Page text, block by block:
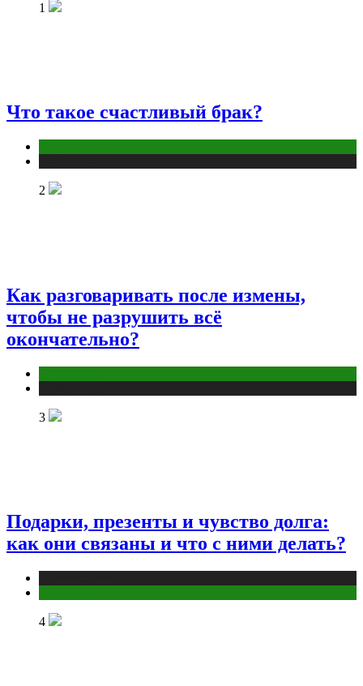
1
Что такое счастливый брак?
2
Как разговаривать после измены,
чтобы не разрушить всё
окончательно?
3
Подарки, презенты и чувство долга:
как они связаны и что с ними делать?
4